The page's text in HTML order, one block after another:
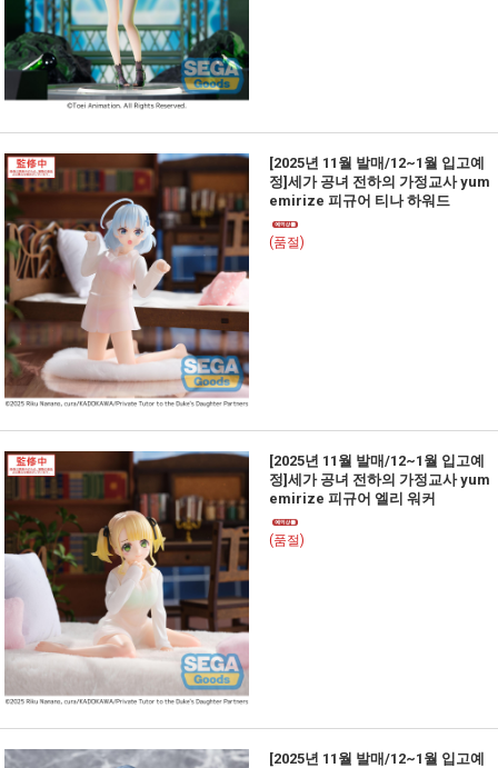
[2025년 11월 발매/12~1월 입고예
정]세가 공녀 전하의 가정교사 yum
emirize 피규어 티나 하워드
(품절)
[2025년 11월 발매/12~1월 입고예
정]세가 공녀 전하의 가정교사 yum
emirize 피규어 엘리 워커
(품절)
[2025년 11월 발매/12~1월 입고예